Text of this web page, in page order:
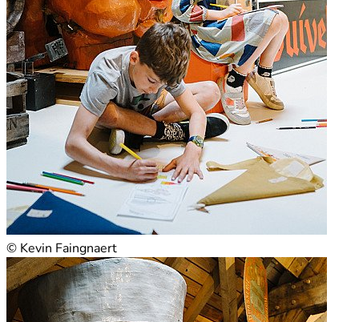
© Kevin Faingnaert